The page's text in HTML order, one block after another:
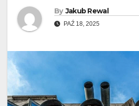
By Jakub Rewal
PAŹ 18, 2025